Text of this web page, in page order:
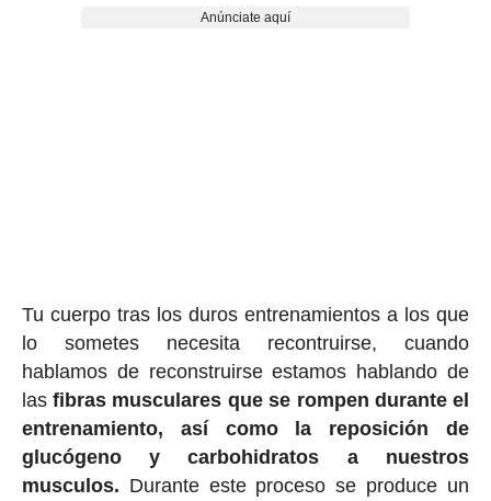
Anúnciate aquí
Tu cuerpo tras los duros entrenamientos a los que
lo sometes necesita recontruirse, cuando
hablamos de reconstruirse estamos hablando de
lasfibras musculares que se rompen durante el
entrenamiento, así como la reposición de
glucógeno y carbohidratos a nuestros
musculos. Durante este proceso se produce un